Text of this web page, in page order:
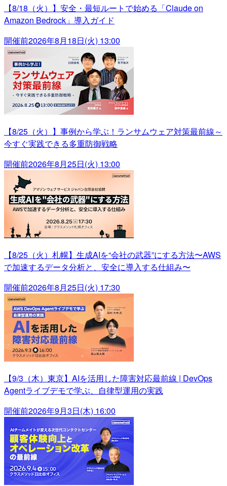
【8/18（火）】安全・最短ルートで始める「Claude on
Amazon Bedrock」導入ガイド
開催前2026年8月18日(火) 13:00
【8/25（火）】事例から学ぶ！ランサムウェア対策最前線～
今すぐ実践できる多重防御戦略
開催前2026年8月25日(火) 13:00
【8/25（火）札幌】生成AIを“会社の武器”にする方法〜AWS
で加速するデータ分析と、安全に導入する仕組み〜
開催前2026年8月25日(火) 17:30
【9/3（木）東京】AIを活用した障害対応最前線 | DevOps
Agentライブデモで学ぶ、自律型運用の実践
開催前2026年9月3日(木) 16:00